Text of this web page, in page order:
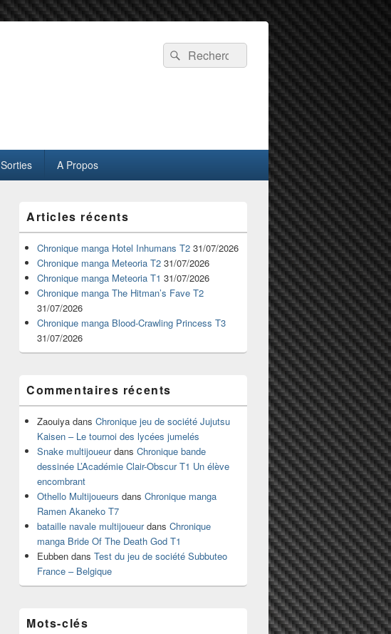
Recherche :
Rechercher
Sorties A Propos
principale
de
widget
pour
barre
latérale
Articles récents
Chronique manga Hotel Inhumans T2 31/07/2026
Chronique manga Meteoria T2 31/07/2026
Chronique manga Meteoria T1 31/07/2026
Chronique manga The Hitman’s Fave T2
31/07/2026
Chronique manga Blood-Crawling Princess T3
31/07/2026
Commentaires récents
Zaouiya dans Chronique jeu de société Jujutsu
Kaisen – Le tournoi des lycées jumelés
Snake multijoueurdans Chronique bande
dessinée L’Académie Clair-Obscur T1 Un élève
encombrant
Othello Multijoueurs dans Chronique manga
Ramen Akaneko T7
bataille navale multijoueurdans Chronique
manga Bride Of The Death God T1
Eubben dans Test du jeu de société Subbuteo
France – Belgique
Mots-clés